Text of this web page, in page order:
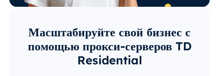
Масштабируйте свой бизнес с
помощью прокси-серверов TD
Residential